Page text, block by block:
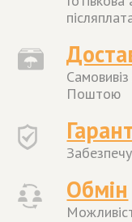
Поштою
Обмін